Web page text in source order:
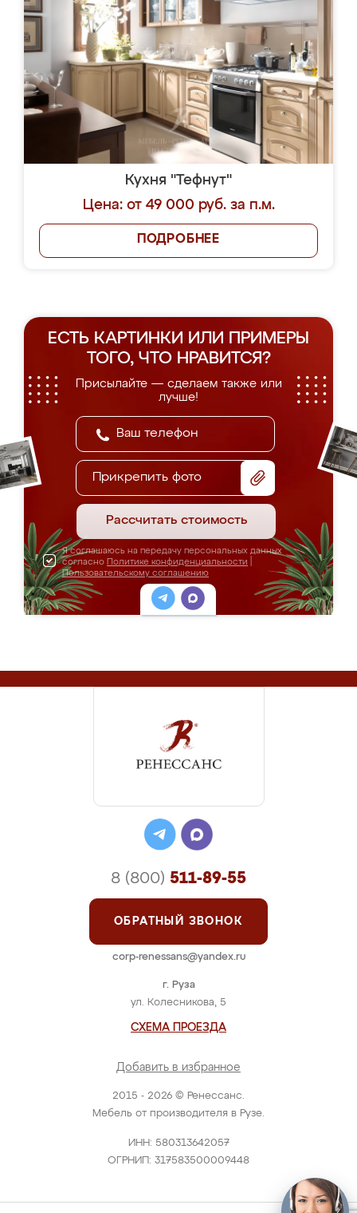
Кухня "Тефнут"
Цена: от 49 000 руб. за п.м.
ПОДРОБНЕЕ
ЕСТЬ КАРТИНКИ ИЛИ ПРИМЕРЫ
ТОГО, ЧТО НРАВИТСЯ?
Присылайте — сделаем также или
лучше!
Прикрепить фото
Рассчитать стоимость
Я соглашаюсь на передачу персональных данных
согласно Политике конфиденциальности
Пользовательскому соглашению
2015 - 2026 © Ренессанс.
Мебель от производителя в Рузе.
ИНН: 580313642057
ОГРНИП: 317583500009448
г. Руза
ул. Колесникова, 5
СХЕМА ПРОЕЗДА
Добавить в избранное
8 (800) 511-89-55
ОБРАТНЫЙ ЗВОНОК
corp-renessans@yandex.ru